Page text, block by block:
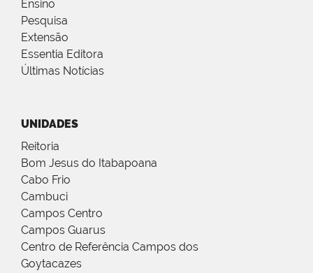
Ensino
Pesquisa
Extensão
Essentia Editora
Últimas Notícias
UNIDADES
Reitoria
Bom Jesus do Itabapoana
Cabo Frio
Cambuci
Campos Centro
Campos Guarus
Centro de Referência Campos dos
Goytacazes